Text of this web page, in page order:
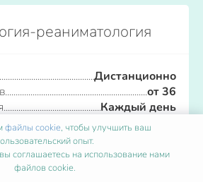
реаниматология
Дистанционно
от 36
Каждый день
Записаться
файлы cookie, чтобы улучшить ваш
опыт.
соглашаетесь на использование нами
файлов cookie.